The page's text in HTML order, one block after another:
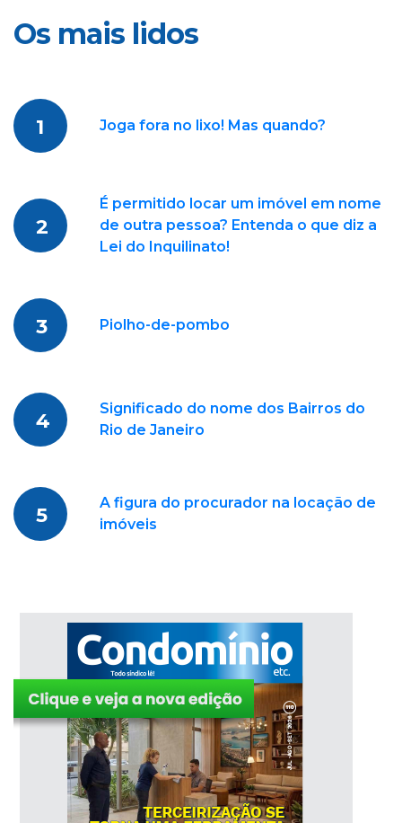
Os mais lidos
1 Joga fora no lixo! Mas quando?
2
É permitido locar um imóvel em nome
de outra pessoa? Entenda o que diz a
Lei do Inquilinato!
3 Piolho-de-pombo
4
Significado do nome dos Bairros do
Rio de Janeiro
5
A figura do procurador na locação de
imóveis